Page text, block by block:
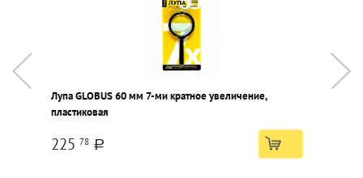
Лупа GLOBUS 60 мм 7-ми кратное увеличение,
пластиковая
225 78 a